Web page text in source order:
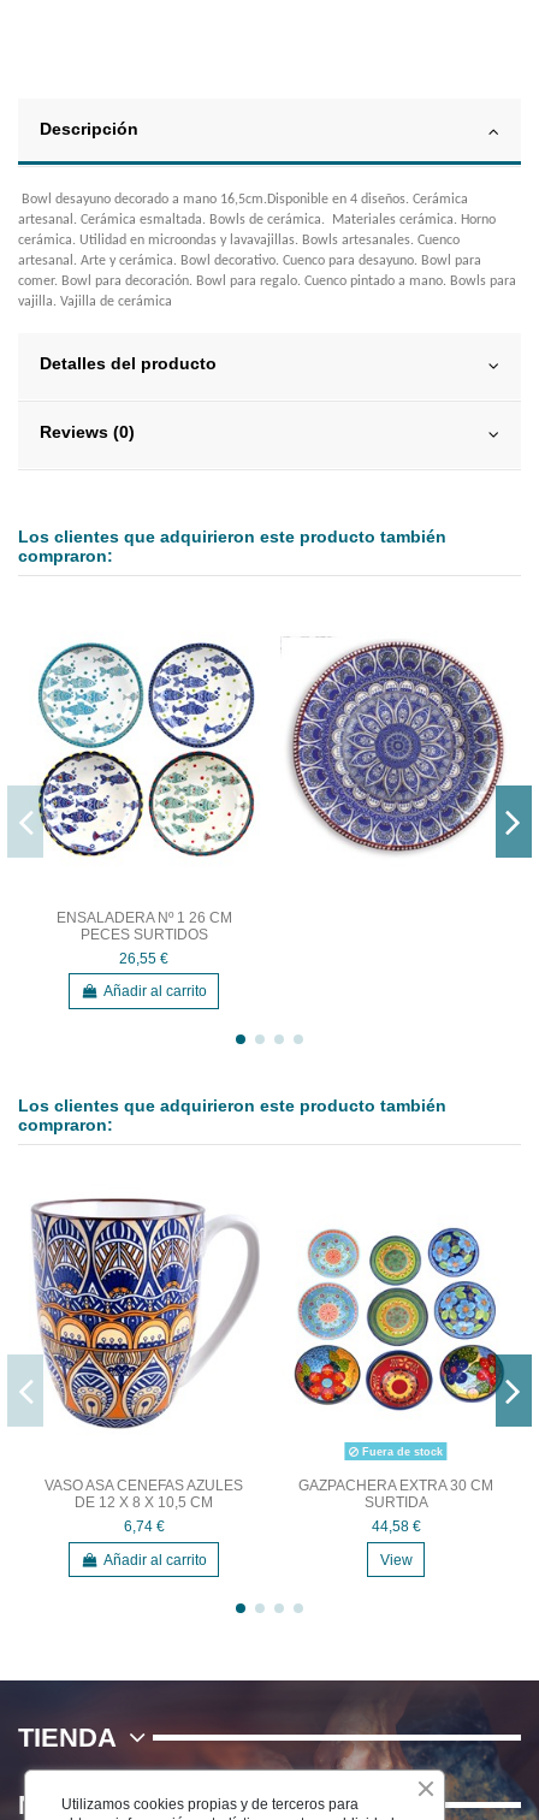
Descripción
Bowl desayuno decorado a mano 16,5cm.Disponible en 4 diseños. Cerámica
artesanal. Cerámica esmaltada. Bowls de cerámica. Materiales cerámica. Horno
cerámica. Utilidad en microondas y lavavajillas. Bowls artesanales. Cuenco
artesanal. Arte y cerámica. Bowl decorativo. Cuenco para desayuno. Bowl para
comer. Bowl para decoración. Bowl para regalo. Cuenco pintado a mano. Bowls para
vajilla. Vajilla de cerámica
Detalles del producto
Reviews (0)
Los clientes que adquirieron este producto también
compraron:
ENSALADERA Nº 1 26 CM
PECES SURTIDOS
26,55 €
Añadir al carrito
Los clientes que adquirieron este producto también
compraron:
VASO ASA CENEFAS AZULES
DE 12 X 8 X 10,5 CM
6,74 €
Añadir al carrito
Fuera de stock
GAZPACHERA EXTRA 30 CM
SURTIDA
44,58 €
View
TIENDA
NOSOTROS
Utilizamos cookies propias y de terceros para